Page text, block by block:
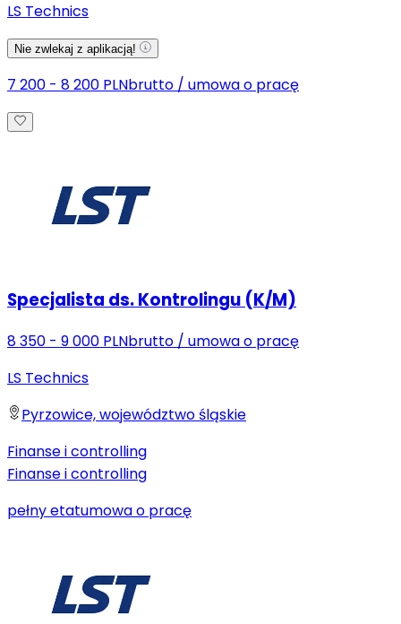
LS Technics
Nie zwlekaj z aplikacją!
7 200 - 8 200 PLNbrutto / umowa o pracę
Specjalista ds. Kontrolingu (K/M)
8 350 - 9 000 PLNbrutto / umowa o pracę
LS Technics
Pyrzowice, województwo śląskie
Finanse i controlling
Finanse i controlling
pełny etatumowa o pracę